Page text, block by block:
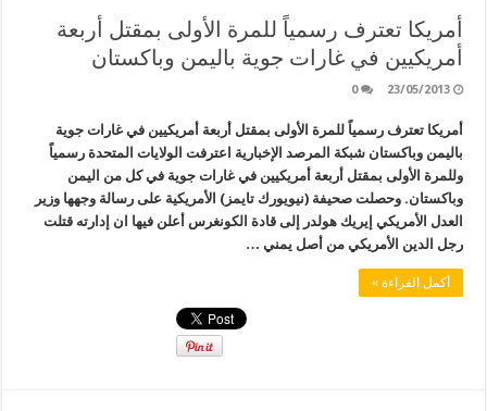
أمريكا تعترف رسمياً للمرة الأولى بمقتل أربعة
أمريكيين في غارات جوية باليمن وباكستان
23/05/2013
0
أمريكا تعترف رسمياً للمرة الأولى بمقتل أربعة أمريكيين في غارات جوية
باليمن وباكستان شبكة المرصد الإخبارية اعترفت الولايات المتحدة رسمياً
وللمرة الأولى بمقتل أربعة أمريكيين في غارات جوية في كل من اليمن
وباكستان. وحصلت صحيفة (نيويورك تايمز) الأمريكية على رسالة وجهها وزير
العدل الأمريكي إيريك هولدر إلى قادة الكونغرس أعلن فيها ان إدارته قتلت
رجل الدين الأمريكي من أصل يمني …
أكمل القراءة »